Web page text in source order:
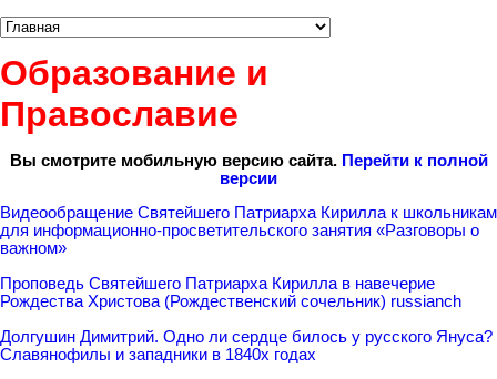
Образование и
Православие
Вы смотрите мобильную версию сайта. Перейти к полной
версии
Видеообращение Святейшего Патриарха Кирилла к школьникам
для информационно-просветительского занятия «Разговоры о
важном»
Проповедь Святейшего Патриарха Кирилла в навечерие
Рождества Христова (Рождественский сочельник) russianch
Долгушин Димитрий. Одно ли сердце билось у русского Януса?
Славянофилы и западники в 1840х годах